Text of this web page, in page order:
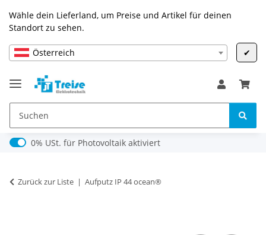
Wähle dein Lieferland, um Preise und Artikel für deinen
Standort zu sehen.
Österreich ✔
0% USt. für Photovoltaik (§ 12 Abs. 3 UStG)
0% USt. für Photovoltaik aktiviert
Zurück zur Liste Aufputz IP 44 ocean®